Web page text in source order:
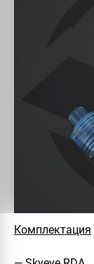
Комплектация